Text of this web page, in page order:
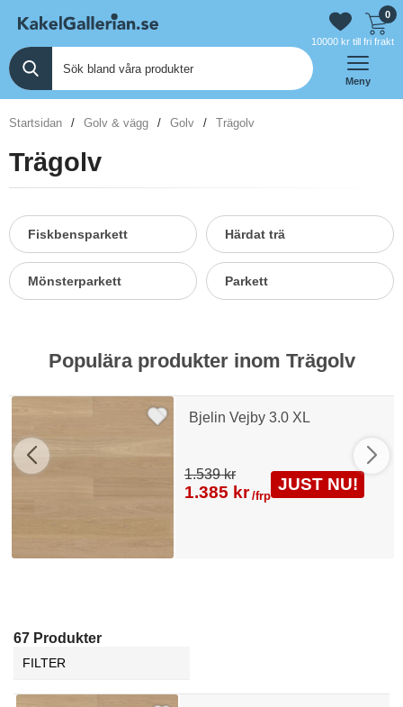
0
10000 kr till fri frakt
Meny
Startsidan Golv & vägg Golv Trägolv
Trägolv
Fiskbensparkett Härdat trä
Mönsterparkett Parkett
Populära produkter inom Trägolv
Bjelin Vejby 3.0 XL
1.539 kr
1.385 kr /frp
JUST NU!
67 Produkter
FILTER